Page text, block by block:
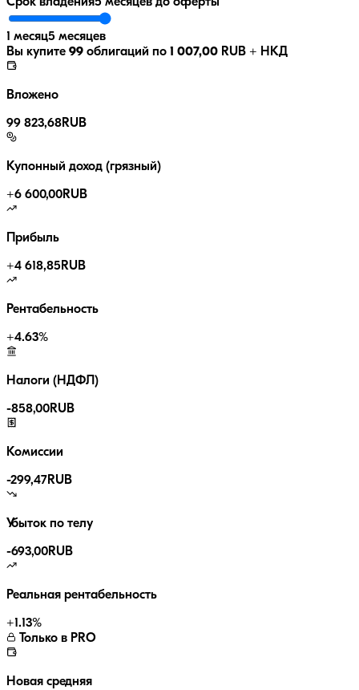
1 месяц5 месяцев
Вы купите 99 облигаций по 1 007,00 RUB + НКД
Вложено
99 823,68RUB
Купонный доход (грязный)
+6 600,00RUB
Прибыль
+4 618,85 RUB
Рентабельность
+4.63%
Налоги (НДФЛ)
-858,00RUB
Комиссии
-299,47RUB
Убыток по телу
-693,00RUB
Реальная рентабельность
+1.13%
Только в PRO
Новая средняя